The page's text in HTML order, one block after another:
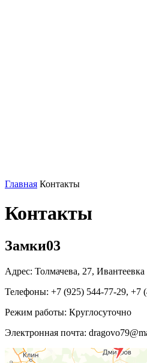
Главная Контакты
Контакты
Замки03
Адрес: Толмачева, 27, Ивантеевка
Телефоны: +7 (925) 544-77-29, +7
Режим работы: Круглосуточно
Электронная почта: